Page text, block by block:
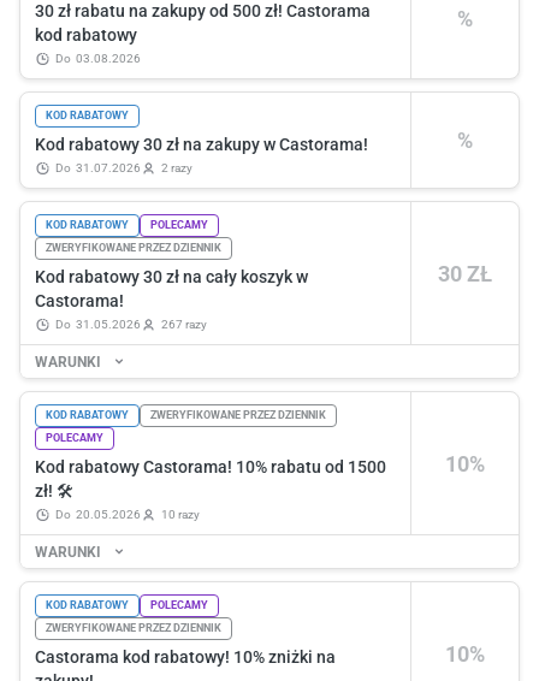
%
30 zł rabatu na zakupy od 500 zł! Castorama
kod rabatowy
do 03.08.2026
%
KOD RABATOWY
Kod rabatowy 30 zł na zakupy w Castorama!
do 31.07.2026 2 razy
30 ZŁ
KOD RABATOWY
POLECAMY
ZWERYFIKOWANE PRZEZ DZIENNIK
Kod rabatowy 30 zł na cały koszyk w
Castorama!
do 31.05.2026 267 razy
WARUNKI
10%
KOD RABATOWY
ZWERYFIKOWANE PRZEZ DZIENNIK
POLECAMY
Kod rabatowy Castorama! 10% rabatu od 1500
zł! 🛠️
do 20.05.2026 10 razy
WARUNKI
10%
KOD RABATOWY
POLECAMY
ZWERYFIKOWANE PRZEZ DZIENNIK
Castorama kod rabatowy! 10% zniżki na